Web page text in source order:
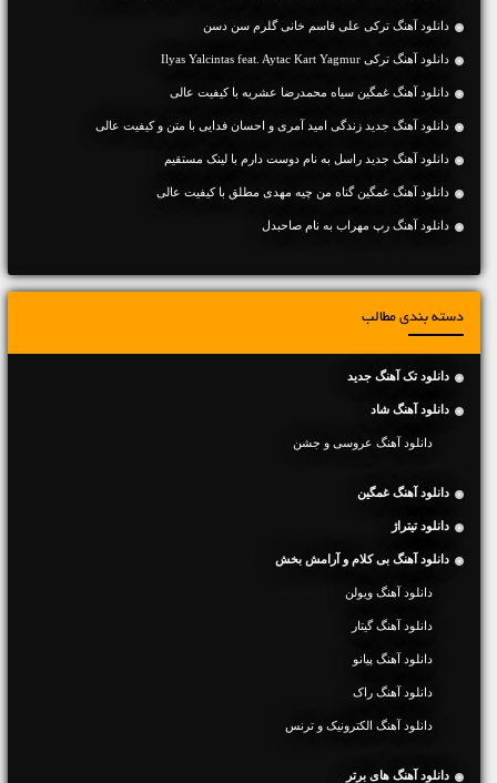
دانلود آهنگ ترکی علی قاسم خانی گلرم سن دسن
دانلود آهنگ ترکی Ilyas Yalcintas feat. Aytac Kart Yagmur
دانلود آهنگ غمگین سیاه محمدرضا عشریه با کیفیت عالی
دانلود آهنگ جديد زندگی امید آمری و احسان فدایی با متن و کیفیت عالی
دانلود آهنگ جديد راسل به نام دوست دارم با لینک مستقیم
دانلود آهنگ غمگین گناه من چیه مهدی مطلق با کیفیت عالی
دانلود آهنگ رپ مهراب به نام صاحبدل
دسته بندی مطالب
دانلود تک آهنگ جدید
دانلود آهنگ شاد
دانلود آهنگ عروسی و جشن
دانلود آهنگ غمگین
دانلود تیتراژ
دانلود آهنگ بی کلام و آرامش بخش
دانلود آهنگ ویولن
دانلود آهنگ گیتار
دانلود آهنگ پیانو
دانلود آهنگ راک
دانلود آهنگ الکترونیک و ترنس
دانلود آهنگ های برتر